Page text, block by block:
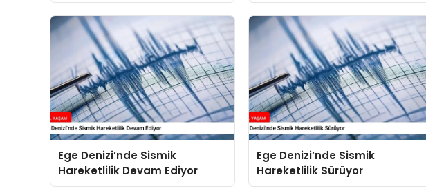
Panelinde Önemli Açıklamalar
Konuştu
Ege Denizi’nde Sismik
Hareketlilik Devam Ediyor
Ege Denizi’nde Sismik
Hareketlilik Sürüyor